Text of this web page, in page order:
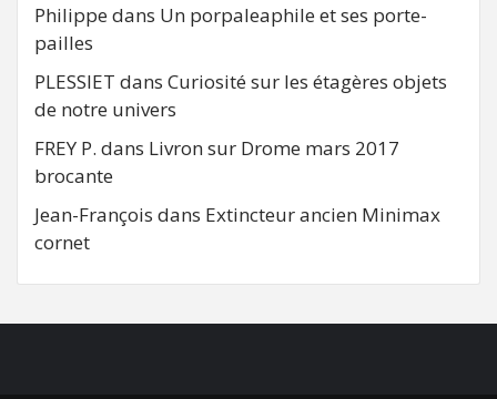
Philippe dans Un porpaleaphile et ses porte-
pailles
PLESSIET dans Curiosité sur les étagères objets
de notre univers
FREY P. dans Livron sur Drome mars 2017
brocante
Jean-François dans Extincteur ancien Minimax
cornet